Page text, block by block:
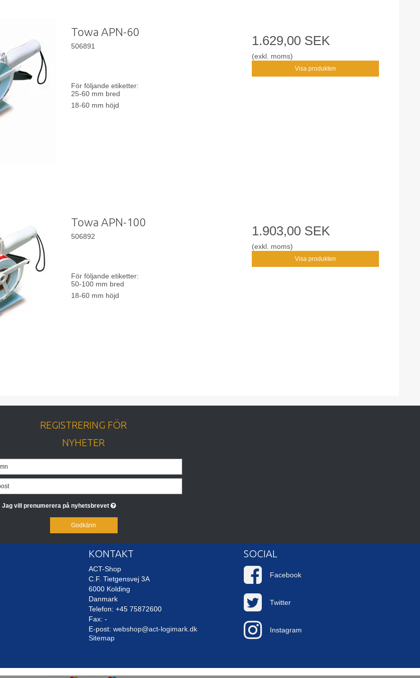
Towa APN-60
506891
För följande etiketter:
25-60 mm bred
18-60 mm höjd
1.629,00 SEK
(exkl. moms)
Visa produkten
Towa APN-100
506892
För följande etiketter:
50-100 mm bred
18-60 mm höjd
1.903,00 SEK
(exkl. moms)
Visa produkten
REGISTRERING FÖR
NYHETER
Jag vill prenumerera på nyhetsbrevet
Godkänn
KONTAKT
ACT-Shop
C.F. Tietgensvej 3A
6000 Kolding
Danmark
Telefon: +45 75872600
Fax: -
E-post: webshop@act-logimark.dk
Sitemap
SOCIAL
Facebook
Twitter
Instagram